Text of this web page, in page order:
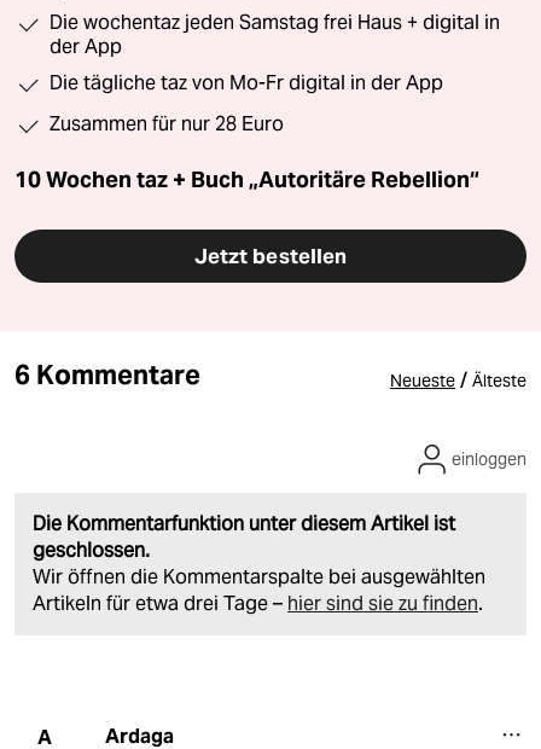
Die wochentaz jeden Samstag frei Haus + digital in
der App
Die tägliche taz von Mo-Fr digital in der App
Zusammen für nur 28 Euro
10 Wochen taz + Buch „Autoritäre Rebellion“
Jetzt bestellen
6 Kommentare Neueste / Älteste
Die Kommentarfunktion unter diesem Artikel ist
geschlossen.
Wir öffnen die Kommentarspalte bei ausgewählten
Artikeln für etwa drei Tage – hier sind sie zu finden.
einloggen
A Ardaga